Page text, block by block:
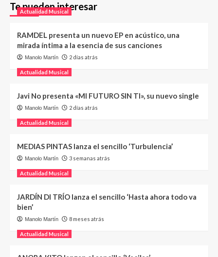
Te pueden interesar
Actualidad Musical
RAMDEL presenta un nuevo EP en acústico, una
mirada íntima a la esencia de sus canciones
Manolo Martín 2 días atrás
Actualidad Musical
Javi No presenta «MI FUTURO SIN TI», su nuevo single
Manolo Martín 2 días atrás
Actualidad Musical
MEDIAS PINTAS lanza el sencillo ‘Turbulencia’
Manolo Martín 3 semanas atrás
Actualidad Musical
JARDÍN DI TRÍO lanza el sencillo ‘Hasta ahora todo va
bien’
Manolo Martín 8 meses atrás
Actualidad Musical